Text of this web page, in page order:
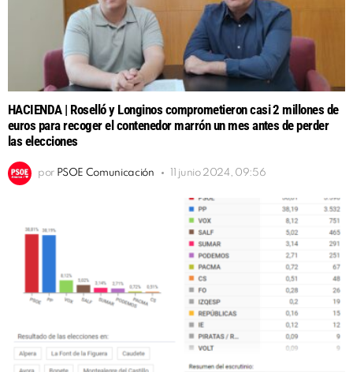
HACIENDA | Roselló y Longinos comprometieron casi 2 millones de
euros para recoger el contenedor marrón un mes antes de perder
las elecciones
por PSOE Comunicación 11 junio 2024, 09:56